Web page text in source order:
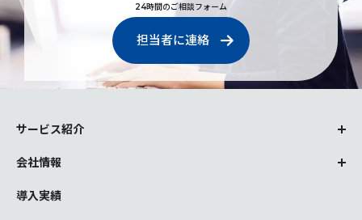
24時間のご相談フォーム
担当者に連絡
サービス紹介
会社情報
導入実績